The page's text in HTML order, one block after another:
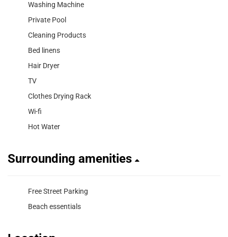
Washing Machine
Private Pool
Cleaning Products
Bed linens
Hair Dryer
TV
Clothes Drying Rack
Wi-fi
Hot Water
Surrounding amenities
Free Street Parking
Beach essentials